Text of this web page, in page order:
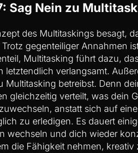
Sag Nein zu
des Multitaskings besagt,
Trotz gegenteiliger Annahmen
Multitasking führt dazu,
letztendlich verlangsamt.
Multitasking betreibst. Denn
gleichzeitig verteilt, was dein
anstatt sich auf
zu erledigen. Es dauert
wechseln und dich wieder
die Fähigkeit nehmen,